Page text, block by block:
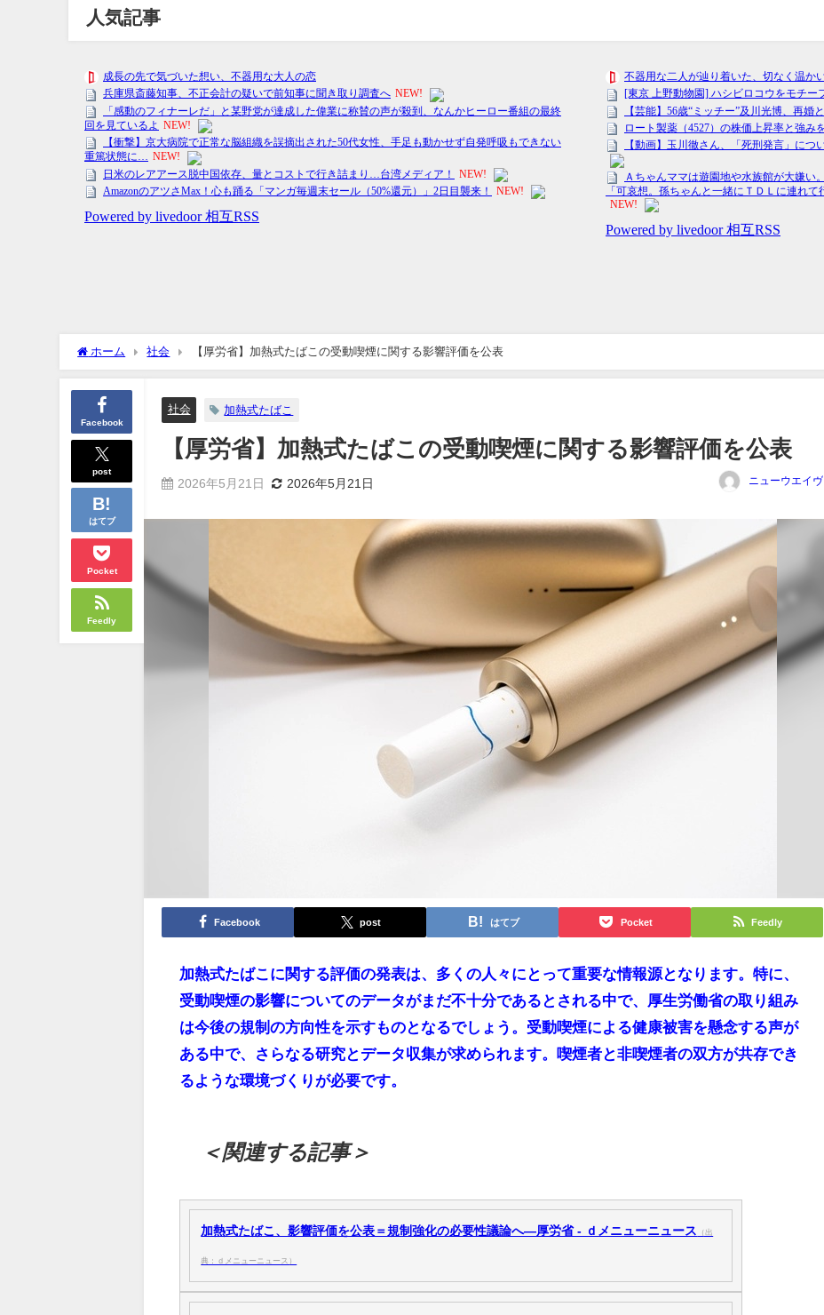
人気記事
ホーム 社会 【厚労省】加熱式たばこの受動喫煙に関する影響評価を公表
Facebook
post
はてブ
Pocket
Feedly
社会 加熱式たばこ
【厚労省】加熱式たばこの受動喫煙に関する影響評価を公表
2026年5月21日 2026年5月21日 ニューウエイヴ
Facebook post はてブ Pocket Feedly
加熱式たばこに関する評価の発表は、多くの人々にとって重要な情報源となります。特に、
受動喫煙の影響についてのデータがまだ不十分であるとされる中で、厚生労働省の取り組み
は今後の規制の方向性を示すものとなるでしょう。受動喫煙による健康被害を懸念する声が
ある中で、さらなる研究とデータ収集が求められます。喫煙者と非喫煙者の双方が共存でき
るような環境づくりが必要です。
＜関連する記事＞
加熱式たばこ、影響評価を公表＝規制強化の必要性議論へ―厚労省 - ｄメニューニュース （出
典：ｄメニューニュース）